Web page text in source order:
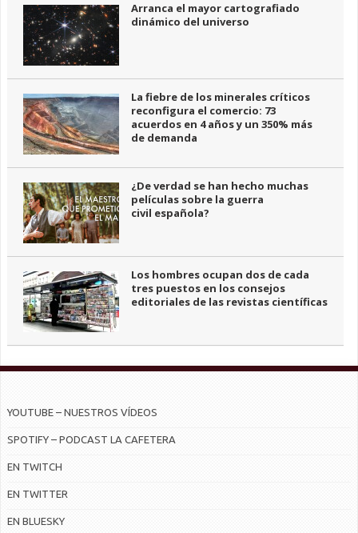
Arranca el mayor cartografiado
dinámico del universo
La fiebre de los minerales críticos
reconfigura el comercio: 73
acuerdos en 4 años y un 350% más
de demanda
¿De verdad se han hecho muchas
películas sobre la guerra
civil española?
Los hombres ocupan dos de cada
tres puestos en los consejos
editoriales de las revistas científicas
YOUTUBE – NUESTROS VÍDEOS
SPOTIFY – PODCAST LA CAFETERA
EN TWITCH
EN TWITTER
EN BLUESKY